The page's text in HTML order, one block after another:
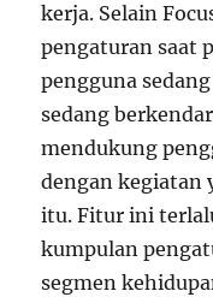
kerja. Selain
pengaturan saat
pengguna
sedang
mendukung
dengan kegiatan
itu. Fitur ini
kumpulan
segmen